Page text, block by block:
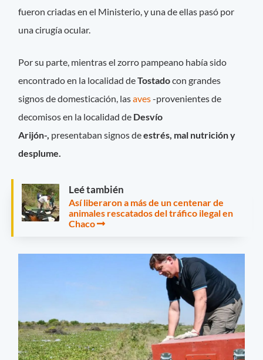
fueron criadas en el Ministerio, y una de ellas pasó por
una cirugía ocular.
Por su parte, mientras el zorro pampeano había sido
encontrado en la localidad deTostadocon grandes
signos de domesticación, lasaves-provenientes de
decomisos en la localidad de Desvío
Arijón-, presentaban signos deestrés, mal nutrición y
desplume.
Leé también
Así liberaron a más de un centenar de
animales rescatados del tráfico ilegal en
Chaco